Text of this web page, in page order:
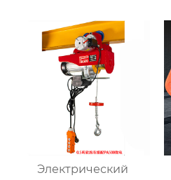
Электрический